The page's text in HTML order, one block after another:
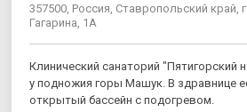
357500, Россия, Ставропольский край,
Гагарина, 1А
Клинический санаторий "Пятигорский
у подножия горы Машук. В здравнице
открытый бассейн с подогревом.